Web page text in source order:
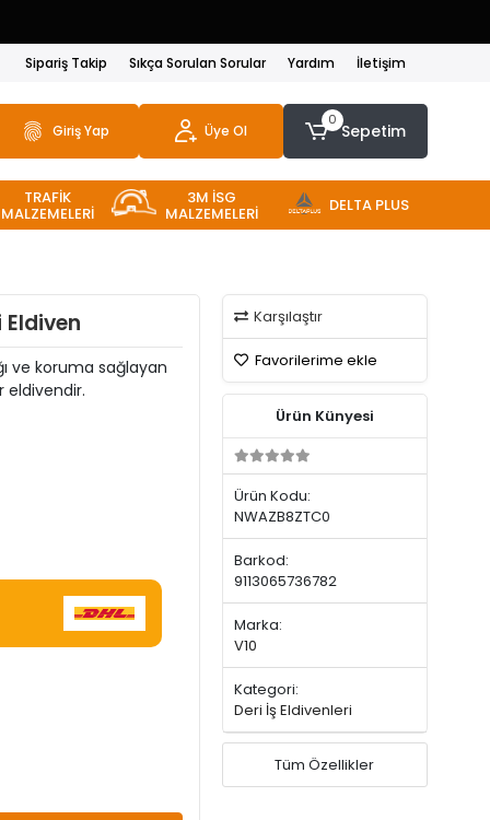
Sipariş Takip Sıkça Sorulan Sorular Yardım İletişim
Giriş Yap Üye Ol
0
Sepetim
TRAFİK
MALZEMELERİ
3M İSG
MALZEMELERİ DELTA PLUS
Eldiven
ve koruma sağlayan
eldivendir.
Karşılaştır
Favorilerime ekle
Ürün Künyesi
Ürün Kodu:
NWAZB8ZTC0
Barkod:
9113065736782
Marka:
V10
Kategori:
Deri İş Eldivenleri
Tüm Özellikler